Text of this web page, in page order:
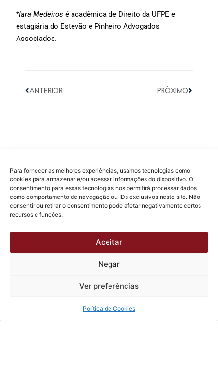
Para fornecer as melhores experiências, usamos tecnologias como
cookies para armazenar e/ou acessar informações do dispositivo. O
consentimento para essas tecnologias nos permitirá processar dados
como comportamento de navegação ou IDs exclusivos neste site. Não
consentir ou retirar o consentimento pode afetar negativamente certos
recursos e funções.
Aceitar
Negar
Ver preferências
Política de Cookies
*Iara Medeiros é acadêmica de Direito da UFPE e
estagiária do Estevão e Pinheiro Advogados
Associados.
ANTERIOR PRÓXIMO